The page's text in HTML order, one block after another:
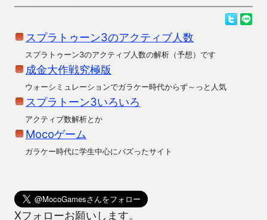
スプラトゥーン3のアクティブ人数
スプラトゥーン3のアクティブ人数の解析（予想）です
成金大作戦究極版
ウォーシミュレーションでガラケー時代からず～っと人気
スプラトーン3いろいろ
アクティブ数解析とか
Mocoゲーム
ガラケー時代に学生中心にバズったサイト
Xフォローお願いします。